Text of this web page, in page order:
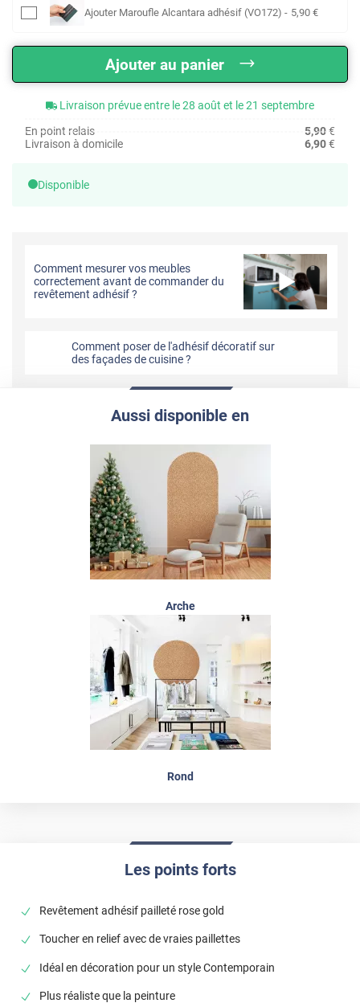
Ajouter Maroufle Alcantara adhésif (VO172) - 5,90 €
Ajouter au panier
Livraison prévue entre le 28 août et le 21 septembre
En point relais
5,90€
Livraison à domicile
6,90€
Disponible
Comment mesurer vos meubles
correctement avant de commander du
revêtement adhésif ?
Comment poser de l'adhésif décoratif sur
des façades de cuisine ?
Aussi disponible en
Arche
Rond
Les points forts
Revêtement adhésif pailleté rose gold
Toucher en relief avec de vraies paillettes
Idéal en décoration pour un style Contemporain
Plus réaliste que la peinture